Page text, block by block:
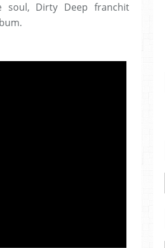
soul, Dirty Deep franchit